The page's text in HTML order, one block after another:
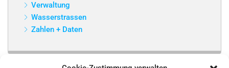
Verwaltung
Wasserstrassen
Zahlen + Daten